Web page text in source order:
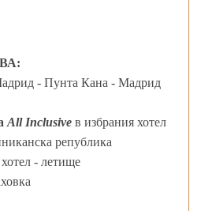
- Пунта Кана - Мадрид
All Inclusive в избрания хотел
република
- летище